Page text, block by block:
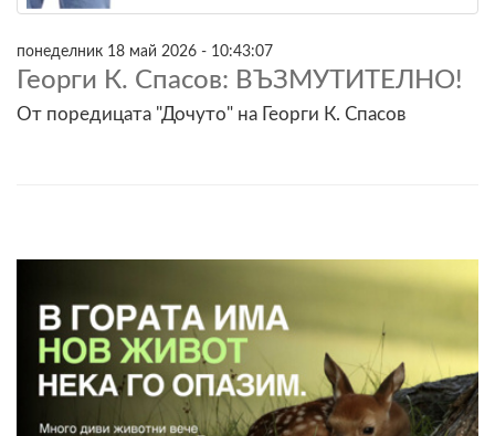
понеделник 18 май 2026 - 10:43:07
Георги К. Спасов: ВЪЗМУТИТЕЛНО!
От поредицата "Дочуто" на Георги К. Спасов